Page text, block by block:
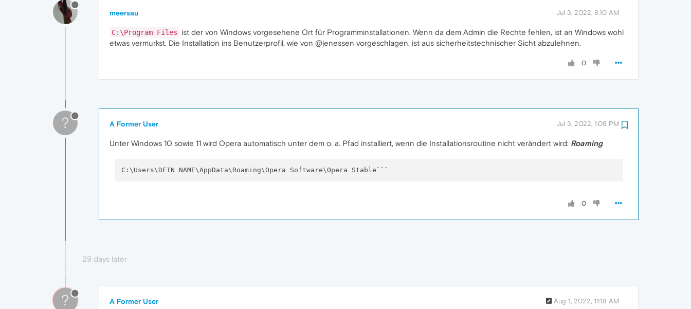
meersau Jul 3, 2022, 8:10 AM
C:\Program Files
ist der von Windows vorgesehene Ort für Programminstallationen. Wenn da dem Admin die Rechte fehlen, ist an Windows wohl
etwas vermurkst. Die Installation ins Benutzerprofil, wie von @jenessen vorgeschlagen, ist aus sicherheitstechnischer Sicht abzulehnen.
0
? A Former User Jul 3, 2022, 1:09 PM
Unter Windows 10 sowie 11 wird Opera automatisch unter dem o. a. Pfad installiert, wenn die Installationsroutine nicht verändert wird: Roaming
C:\Users\DEIN NAME\AppData\Roaming\Opera Software\Opera Stable `` `
0
29 days later
? A Former User Aug 1, 2022, 11:18 AM